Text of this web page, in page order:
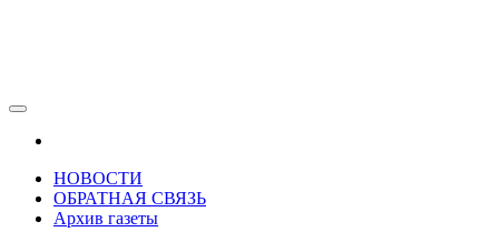
НОВОСТИ
ОБРАТНАЯ СВЯЗЬ
Архив газеты